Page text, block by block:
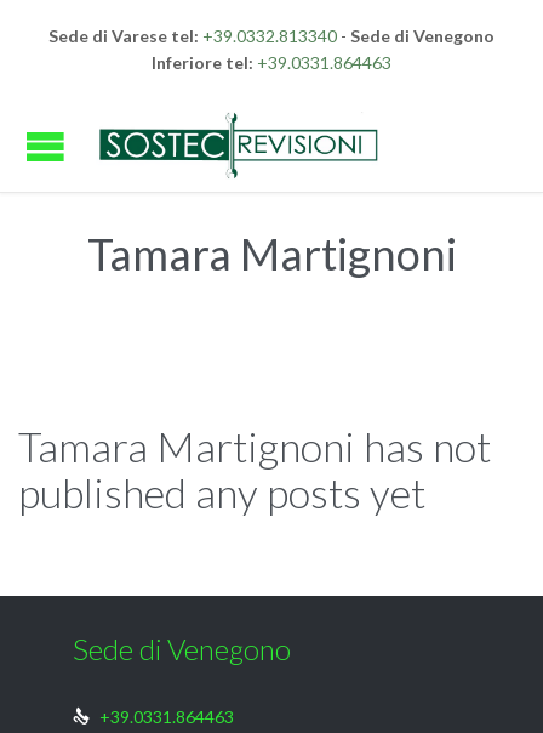
Sede di Varese tel: +39.0332.813340 - Sede di Venegono
Inferiore tel: +39.0331.864463
Tamara Martignoni
Tamara Martignoni has not
published any posts yet
Sede di Venegono
 +39.0331.864463